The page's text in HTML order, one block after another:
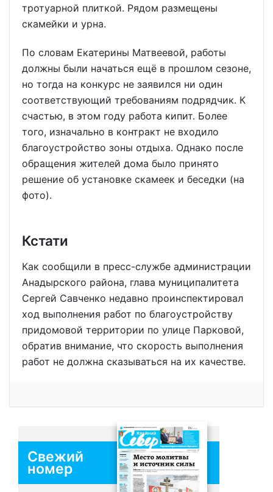
тротуарной плиткой. Рядом размещены
скамейки и урна.
По словам Екатерины Матвеевой, работы
должны были начаться ещё в прошлом сезоне,
но тогда на конкурс не заявился ни один
соответствующий требованиям подрядчик. К
счастью, в этом году работа кипит. Более
того, изначально в контракт не входило
благоустройство зоны отдыха. Однако после
обращения жителей дома было принято
решение об установке скамеек и беседки (на
фото).
Кстати
Как сообщили в пресс-службе администрации
Анадырского района, глава муниципалитета
Сергей Савченко недавно проинспектировал
ход выполнения работ по благоустройству
придомовой территории по улице Парковой,
обратив внимание, что скорость выполнения
работ не должна сказываться на их качестве.
Свежий
номер